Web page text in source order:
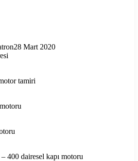
28 Mart 2020
tamiri
400 dairesel kapı motoru